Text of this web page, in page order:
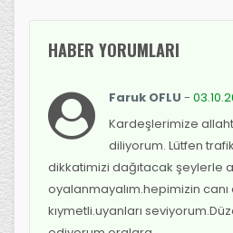
HABER YORUMLARI
Faruk OFLU -
Kardeşlerimize
diliyorum. Lütfen
dikkatimizi dağıtacak şeylerle
oyalanmayalım.hepimizin canı
kıymetli.uyanları